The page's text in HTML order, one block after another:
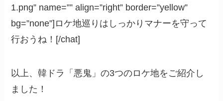
1.png” name=”” align=”right” border=”yellow”
bg=”none”]ロケ地巡りはしっかりマナーを守って
行おうね！[/chat]
以上、韓ドラ「悪鬼」の3つのロケ地をご紹介し
ました！